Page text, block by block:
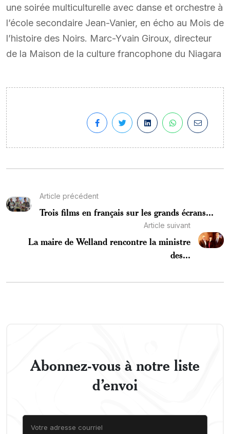
une soirée multiculturelle avec danse et orchestre à
l’école secondaire Jean-Vanier, en écho au Mois de
l’histoire des Noirs. Marc-Yvain Giroux, directeur
de la Maison de la culture francophone du Niagara
Article précédent
Trois films en français sur les grands écrans...
Article suivant
La maire de Welland rencontre la ministre
des...
Abonnez-vous à notre liste
d’envoi